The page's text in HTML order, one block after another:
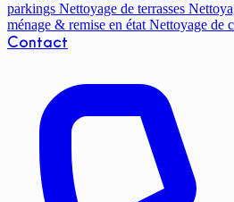
parkings Nettoyage de terrasses
ménage & remise en état Nettoyage de
Contact